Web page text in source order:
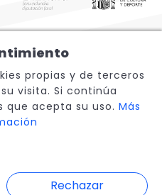
propias y de terceros
visita. Si continúa
que acepta su uso. Más
Rechazar